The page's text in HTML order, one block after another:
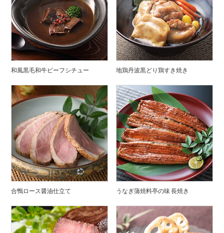
和風黒毛和牛ビーフシチュー 地鶏丹波黒どり鶏すき焼き
合鴨ロース醤油仕立て うなぎ蒲焼料亭の味 長焼き